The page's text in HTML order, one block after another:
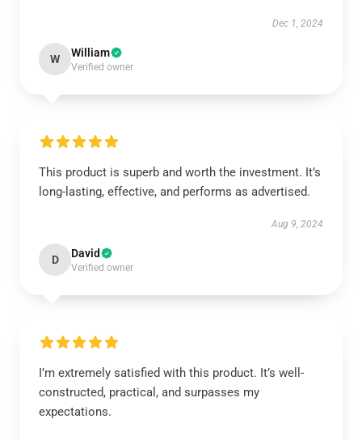
Dec 1, 2024
W William
Verified owner
This product is superb and worth the investment. It’s
long-lasting, effective, and performs as advertised.
Aug 9, 2024
D David
Verified owner
I’m extremely satisfied with this product. It’s well-
constructed, practical, and surpasses my
expectations.